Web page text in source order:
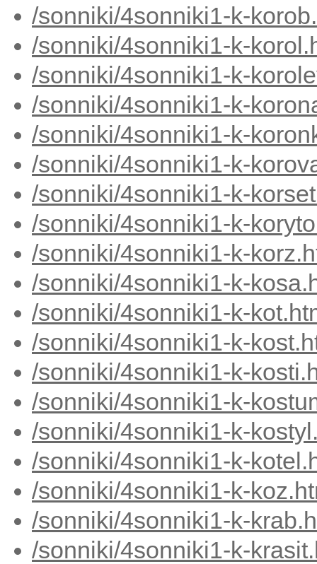
/sonniki/4sonniki1-k-
/sonniki/4sonniki1-k-
/sonniki/4sonniki1-k-
/sonniki/4sonniki1-k-
/sonniki/4sonniki1-k-
/sonniki/4sonniki1-k-
/sonniki/4sonniki1-k-
/sonniki/4sonniki1-k-
/sonniki/4sonniki1-k-
/sonniki/4sonniki1-k-
/sonniki/4sonniki1-k-
/sonniki/4sonniki1-k-
/sonniki/4sonniki1-k-
/sonniki/4sonniki1-k-
/sonniki/4sonniki1-k-
/sonniki/4sonniki1-k-
/sonniki/4sonniki1-k-
/sonniki/4sonniki1-k-
/sonniki/4sonniki1-k-